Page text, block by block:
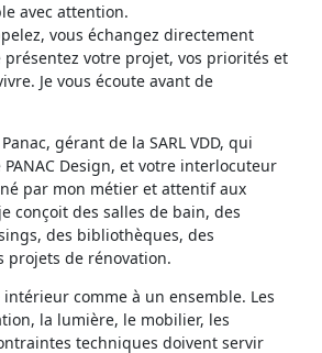
avec attention.
vous échangez directement
présentez votre projet, vos priorités et
Je vous écoute avant de
gérant de la SARL VDD, qui
PANAC Design, et votre interlocuteur
par mon métier et attentif aux
conçoit des salles de bain, des
des bibliothèques, des
projets de rénovation.
intérieur comme à un ensemble. Les
la lumière, le mobilier, les
techniques doivent servir